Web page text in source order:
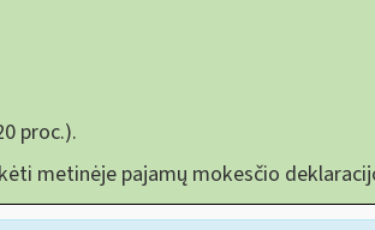
proc.).
metinėje pajamų mokesčio